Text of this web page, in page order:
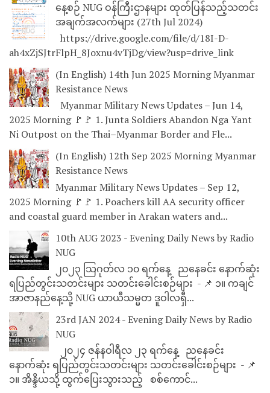
နေ့စဉ် NUG ဝန်ကြီးဌာနများ ထုတ်ပြန်သည့်သတင်း
အချက်အလက်များ (27th Jul 2024)
https://drive.google.com/file/d/18I-D-
ah4xZjSJtrFlpH_8Joxnu4vTjDg/view?usp=drive_link
(In English) 14th Jun 2025 Morning Myanmar
Resistance News
Myanmar Military News Updates – Jun 14,
2025 Morning 🚩🚩 1. Junta Soldiers Abandon Nga Yant
Ni Outpost on the Thai–Myanmar Border and Fle...
(In English) 12th Sep 2025 Morning Myanmar
Resistance News
Myanmar Military News Updates – Sep 12,
2025 Morning 🚩🚩 1. Poachers kill AA security officer
and coastal guard member in Arakan waters and...
10th AUG 2023 - Evening Daily News by Radio
NUG
၂၀၂၃ သြဂုတ်လ ၁၀ ရက်နေ့ ညနေခင်း နောက်ဆုံး
ရပြည်တွင်းသတင်းများ သတင်းခေါင်းစဉ်များ - 📌 ၁။ ကချင်
အာဇာနည်နေ့သို့ NUG ယာယီသမ္မတ ဒူဝါလရှီ...
23rd JAN 2024 - Evening Daily News by Radio
NUG
၂၀၂၄ ဇန်နဝါရီလ ၂၃ ရက်နေ့ ညနေခင်း
နောက်ဆုံး ရပြည်တွင်းသတင်းများ သတင်းခေါင်းစဉ်များ - 📌
၁။ အိန္ဒိယသို့ ထွက်ပြေးသွားသည့် စစ်ကောင်...